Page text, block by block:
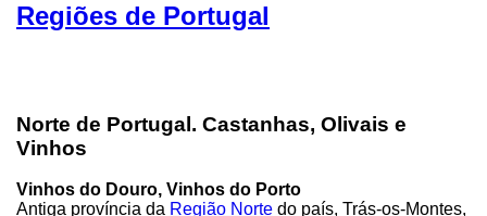
Regiões de Portugal
Norte de Portugal. Castanhas, Olivais e
Vinhos
Vinhos do Douro, Vinhos do Porto
Antiga província da Região Norte do país, Trás-os-Montes,